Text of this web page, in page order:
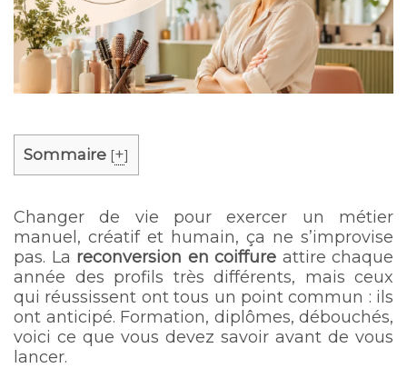
Sommaire [+]
Changer de vie pour exercer un métier
manuel, créatif et humain, ça ne s’improvise
pas. La reconversion en coiffure attire chaque
année des profils très différents, mais ceux
qui réussissent ont tous un point commun : ils
ont anticipé. Formation, diplômes, débouchés,
voici ce que vous devez savoir avant de vous
lancer.